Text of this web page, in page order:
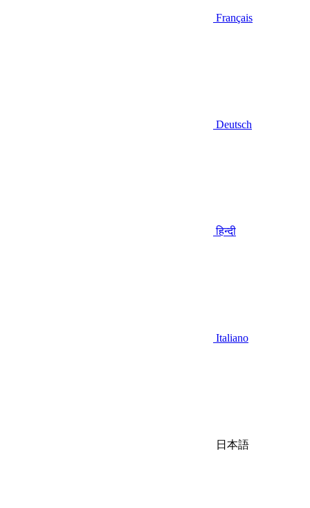
Français
Deutsch
हिन्दी
Italiano
日本語